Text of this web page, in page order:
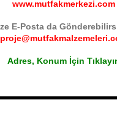
www.mutfakmerkezi.com
E-Posta da
Adres, Konum İçin